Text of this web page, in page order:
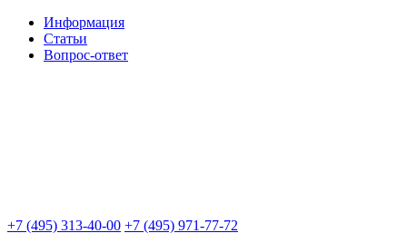
Информация
Статьи
Вопрос-ответ
+7 (495) 313-40-00 +7 (495) 971-77-72